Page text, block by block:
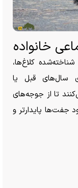
خانواده
کلاغ‌ها،
سال‌های قبل یا
تا از جوجه‌های
پایدارتر و